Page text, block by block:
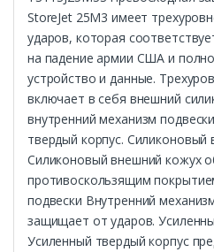
StoreJet 25M3 имеет
ударов, которая
на падение армии США и
устройство и данные.
включает в себя внешний
внутренний механизм
твердый корпус. Силиконовый
Силиконовый внешний кожух
противоскользящим
подвески Внутренний
защищает от ударов.
Усиленный твердый корпус